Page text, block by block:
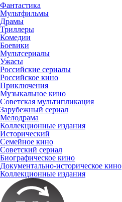
Фантастика
Мультфильмы
Драмы
Триллеры
Комедии
Боевики
Мультсериалы
Ужасы
Российские сериалы
Российское кино
Приключения
Музыкальное кино
Советская мультипликация
Зарубежный сериал
Мелодрама
Коллекционные издания
Исторический
Семейное кино
Советский сериал
Биографическое кино
Документально-историческое кино
Коллекционные издания